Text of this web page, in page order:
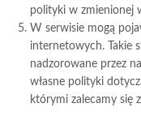
polityki w zmienionej
W serwisie mogą
internetowych. Takie
nadzorowane przez
własne polityki
którymi zalecamy się